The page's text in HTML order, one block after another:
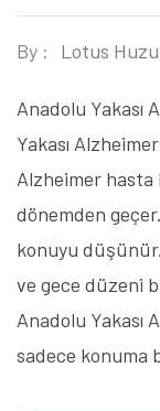
By : Lotus
Anadolu Yakası
Yakası
Alzheimer hasta
dönemden
konuyu
ve gece düzeni
Anadolu Yakası
sadece konuma